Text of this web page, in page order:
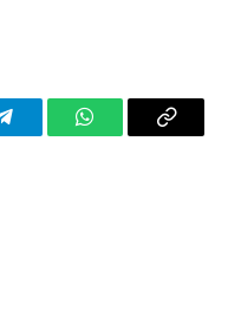
TelegramWhatsAppCopy